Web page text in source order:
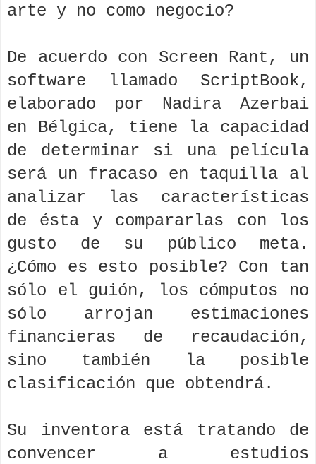
arte y no como negocio?
De acuerdo con Screen Rant, un
software llamado ScriptBook,
elaborado por Nadira Azerbai
en Bélgica, tiene la capacidad
de determinar si una película
será un fracaso en taquilla al
analizar las características
de ésta y compararlas con los
gusto de su público meta.
¿Cómo es esto posible? Con tan
sólo el guión, los cómputos no
sólo arrojan estimaciones
financieras de recaudación,
sino también la posible
clasificación que obtendrá.
Su inventora está tratando de
convencer a estudios